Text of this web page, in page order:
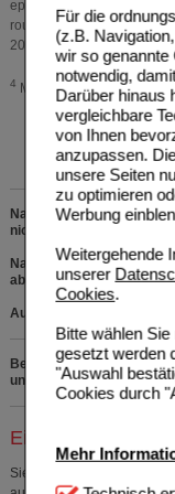
Für die
(z.B.
wir so
notwendig,
Darüber hinaus
vergleichbare
von Ihnen
anzupassen.
unsere Seiten
zu optimieren
Werbung
Weitergehende
unserer
Cookies.
Bitte wählen
gesetzt werden
"Auswahl
Cookies durch
Mehr
epidemiology of
routine health insurance
2013;110(4):52-7.
4 MCT: Mittelkettige
nicht überschritten werden.
abwechslungsreiche
Außerhalb der Reichweite
Bei Fragen zu den
unter 0800 - 10 11 422 an.
Einkaufsliste
Sie müssen